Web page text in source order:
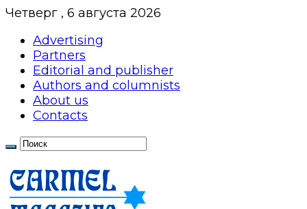
Четверг , 6 августа 2026
Advertising
Partners
Editorial and publisher
Authors and columnists
About us
Contacts